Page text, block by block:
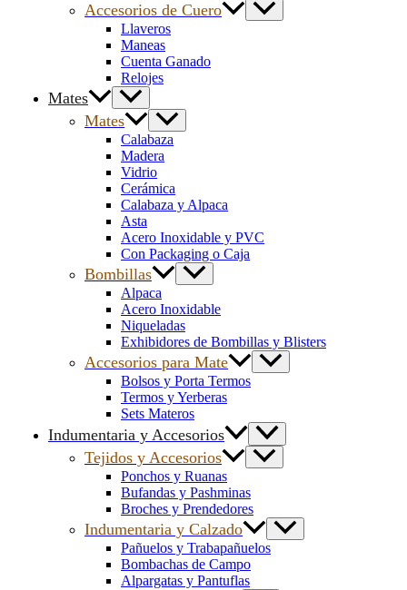
Accesorios de Cuero
Llaveros
Maneas
Cuenta Ganado
Relojes
Mates
Mates
Calabaza
Madera
Vidrio
Cerámica
Calabaza y Alpaca
Asta
Acero Inoxidable y PVC
Con Packaging o Caja
Bombillas
Alpaca
Acero Inoxidable
Niqueladas
Exhibidores de Bombillas y Blisters
Accesorios para Mate
Bolsos y Porta Termos
Termos y Yerberas
Sets Materos
Indumentaria y Accesorios
Tejidos y Accesorios
Ponchos y Ruanas
Bufandas y Pashminas
Broches y Prendedores
Indumentaria y Calzado
Pañuelos y Trabapañuelos
Bombachas de Campo
Alpargatas y Pantuflas